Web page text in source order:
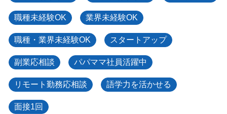
職種未経験OK 業界未経験OK
職種・業界未経験OK スタートアップ
副業応相談 パパママ社員活躍中
リモート勤務応相談 語学力を活かせる
面接1回